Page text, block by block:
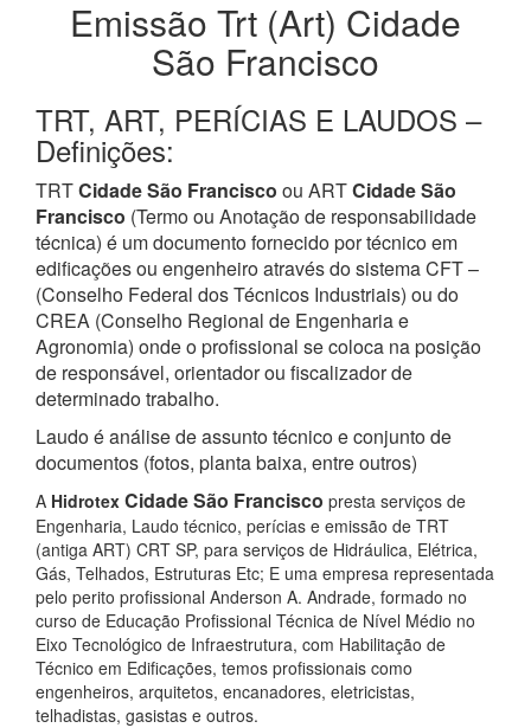
Emissão Trt (Art) Cidade
São Francisco
TRT, ART, PERÍCIAS E LAUDOS –
Definições:
TRTCidade São Francisco ou ARTCidade São
Francisco (Termo ou Anotação de responsabilidade
técnica) é um documento fornecido por técnico em
edificações ou engenheiro através do sistema CFT –
(Conselho Federal dos Técnicos Industriais) ou do
CREA (Conselho Regional de Engenharia e
Agronomia) onde o profissional se coloca na posição
de responsável, orientador ou fiscalizador de
determinado trabalho.
Laudo é análise de assunto técnico e conjunto de
documentos (fotos, planta baixa, entre outros)
A Hidrotex Cidade São Francisco presta serviços de
Engenharia, Laudo técnico, perícias e emissão de TRT
(antiga ART) CRT SP, para serviços de Hidráulica, Elétrica,
Gás, Telhados, Estruturas Etc; E uma empresa representada
pelo perito profissional Anderson A. Andrade, formado no
curso de Educação Profissional Técnica de Nível Médio no
Eixo Tecnológico de Infraestrutura, com Habilitação de
Técnico em Edificações, temos profissionais como
engenheiros, arquitetos, encanadores, eletricistas,
telhadistas, gasistas e outros.